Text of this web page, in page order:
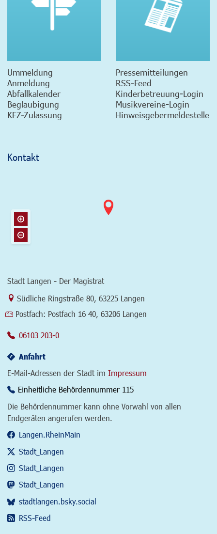
Ummeldung
Anmeldung
Abfallkalender
Beglaubigung
KFZ-Zulassung
Pressemitteilungen
RSS-Feed
Kinderbetreuung-Login
Musikvereine-Login
Hinweisgebermeldestelle
Kontakt
Stadt Langen - Der Magistrat
Link zur Google-Maps Navigation
Südliche Ringstraße 80 63225 Langen
Postfach: Postfach 16 40, 63206 Langen
06103 203-0
Anfahrt
E-Mail-Adressen der Stadt im Impressum
Einheitliche Behördennummer 115
Die Behördennummer kann ohne Vorwahl von allen
Endgeräten angerufen werden.
Langen.RheinMain
Stadt_Langen
Stadt_Langen
Stadt_Langen
stadtlangen.bsky.social
RSS-Feed